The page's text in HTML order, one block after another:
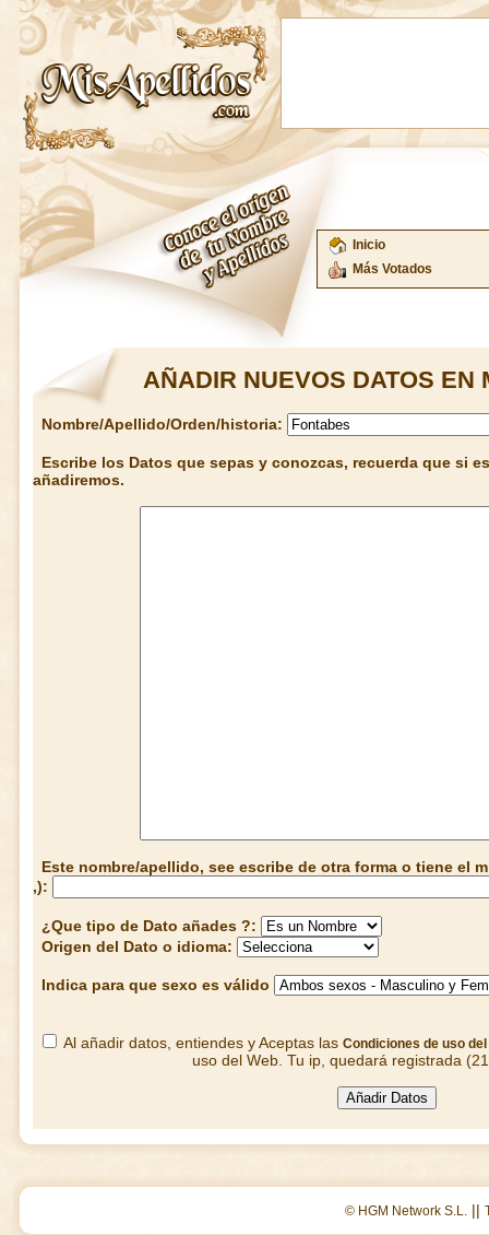
Inicio
Más Votados
AÑADIR NUEVOS DATOS EN
Nombre/Apellido/Orden/historia:
Escribe los Datos que sepas y conozcas, recuerda que si
añadiremos.
Este nombre/apellido, see escribe de otra forma o tiene el
,):
¿Que tipo de Dato añades ?:
Origen del Dato o idioma:
Indica para que sexo es válido
Al añadir datos, entiendes y Aceptas las Condiciones de uso del
uso del Web. Tu ip, quedará registrada
© HGM Network S.L. ||